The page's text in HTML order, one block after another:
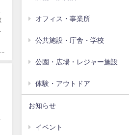
NAKAWOOD-Kawase
オフィス・事業所
公共施設・庁舎・学校
公園・広場・レジャー施設
体験・アウトドア
お知らせ
イベント